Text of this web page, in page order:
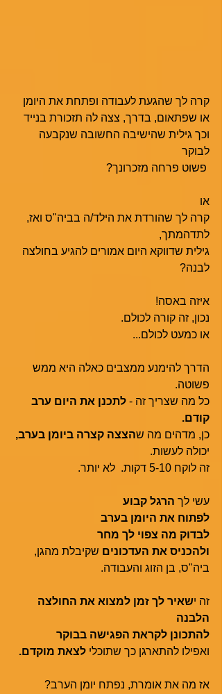
קרה לך שהגעת לעבודה ופתחת את היומן
או שפתאום, בדרך, צצה לה תזכורת בנייד
וכך גילית שהישיבה החשובה שנקבעה
לבוקר
או
קרה לך שהורדת את הילד/ה בביה"ס ואז,
לתדהמתך,
גילית שדווקא היום אמורים להגיע בחולצה
לבנה?
איזה באסה!
נכון, זה קורה לכולם.
או כמעט לכולם...
הדרך להימנע ממצבים כאלה היא ממש
פשוטה.
כל מה שצריך זה - לתכנן את היום ערב
קודם.
כן, מדהים מה שהצצה קצרה ביומן בערב,
יכולה לעשות.
זה לוקח 5-10 דקות.  לא יותר.
עשי לך הרגל קבוע
לפתוח את היומן בערב
לבדוק מה צפוי לך מחר
ולהכניס את העדכונים שקיבלת מהגן,
ביה"ס, בן הזוג והעבודה.
זה ישאיר לך זמן למצוא את החולצה
הלבנה
להתכונן לקראת הפגישה בבוקר
ואפילו להתארגן כך שתוכלי לצאת מוקדם.
אז מה את אומרת, נפתח יומן הערב?